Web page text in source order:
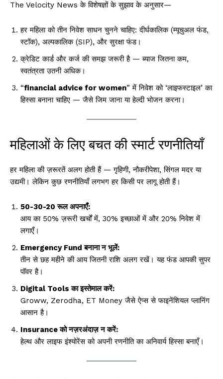
The Velocity News के विशेषज्ञों के सुझाव के अनुसार—
हर महिला को तीन निवेश साधन चुनने चाहिए: दीर्घकालिक (म्यूचुअल फंड,
स्टॉक), अल्पकालिक (SIP), और सुरक्षा फंड।
क्रेडिट कार्ड और कर्ज की समझ जरूरी है — ब्याज जितना कम,
स्वतंत्रता उतनी अधिक।
“financial advice for women” में निवेश को ‘लाइफस्टाइल’ का
हिस्सा बनाना चाहिए — जैसे जिम जाना या हेल्दी भोजन करना।
महिलाओं के लिए बचत की स्मार्ट रणनीतियाँ
हर महिला की ज़रूरतें अलग होती हैं — गृहिणी, नौकरीपेशा, सिंगल मदर या
उद्यमी। लेकिन कुछ रणनीतियाँ लगभग हर किसी पर लागू होती हैं।
50-30-20 रूल अपनाएँ:
आय का 50% ज़रूरी खर्चों में, 30% इच्छाओं में और 20% निवेश में
लगाएँ।
Emergency Fund बनाना न भूलें:
तीन से छह महीने की आय जितनी राशि अलग रखें। यह फंड आपकी सुपर
पॉवर है।
Digital Tools का इस्तेमाल करें:
Groww, Zerodha, ET Money जैसे ऐप्स से फाइनेंशियल प्लानिंग
आसान है।
Insurance को नज़रअंदाज़ न करें:
हेल्थ और लाइफ इंश्योरेंस को अपनी रणनीति का अनिवार्य हिस्सा बनाएँ।